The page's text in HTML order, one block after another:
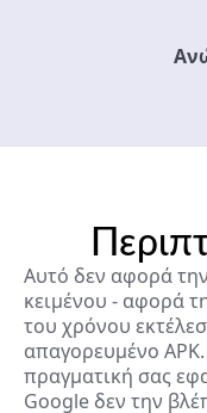
Αυτό δεν αφορά
κειμένου - αφορά
του χρόνου
απαγορευμένο
πραγματική σας
Google δεν την